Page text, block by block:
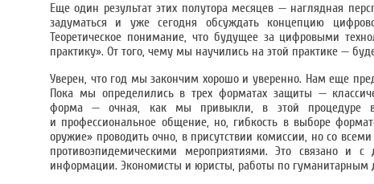
Еще один результат этих полутора месяцев — наглядная
задуматься и уже сегодня обсуждать концепцию
Теоретическое понимание, что будущее за цифровыми
практику». От того, чему мы научились на этой практике —
Уверен, что год мы закончим хорошо и уверенно. Нам еще
Пока мы определились в трех форматах защиты —
форма — очная, как мы привыкли, в этой процедуре
и профессиональное общение, но, гибкость в выборе
оружие» проводить очно, в присутствии комиссии, но со
противоэпидемическими мероприятиями. Это связано и
информации. Экономисты и юристы, работы по гуманитарным